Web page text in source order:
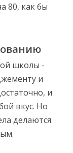
80, как бы
школы -
и
и
вкус. Но
делаются